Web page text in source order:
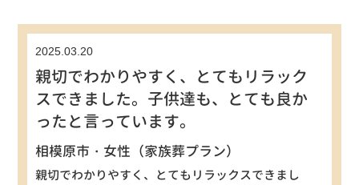
2025.03.20
親切でわかりやすく、とてもリラック
スできました。子供達も、とても良か
ったと言っています。
相模原市・女性（家族葬プラン）
親切でわかりやすく、とてもリラックスできまし